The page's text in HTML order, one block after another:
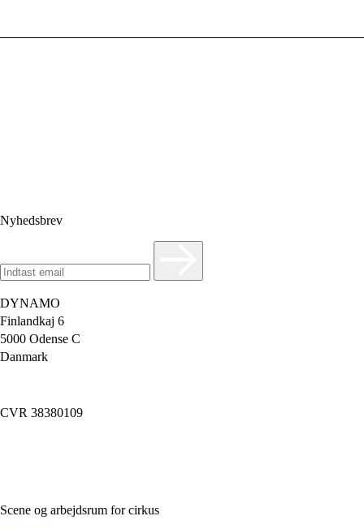
Nyhedsbrev
DYNAMO
Finlandkaj 6
5000 Odense C
Danmark
CVR 38380109
Scene og arbejdsrum for cirkus